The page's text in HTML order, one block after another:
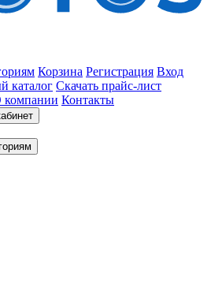
Корзина Регистрация Вход
каталог Скачать прайс-лист
компании Контакты